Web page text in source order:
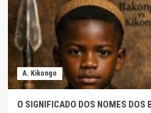
A. Kikongo
O SIGNIFICADO DOS NOMES DOS